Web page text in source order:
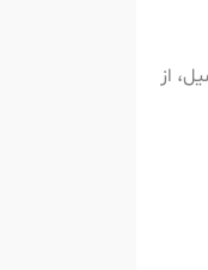
از